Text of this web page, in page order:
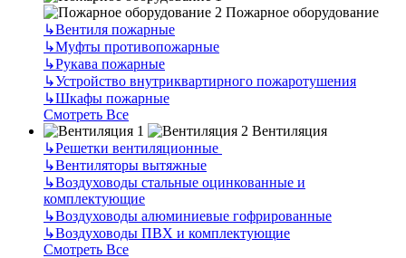
Пожарное оборудование
↳Вентиля пожарные
↳Муфты противопожарные
↳Рукава пожарные
↳Устройство внутриквартирного пожаротушения
↳Шкафы пожарные
Смотреть Все
Вентиляция
↳Решетки вентиляционные
↳Вентиляторы вытяжные
↳Воздуховоды стальные оцинкованные и
комплектующие
↳Воздуховоды алюминиевые гофрированные
↳Воздуховоды ПВХ и комплектующие
Смотреть Все